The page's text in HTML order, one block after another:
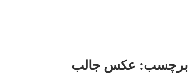
برچسب: عکس جالب